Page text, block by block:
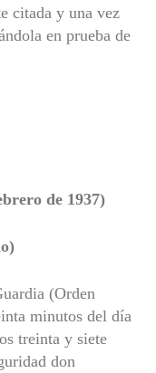
citada y una vez
en prueba de
de 1937)
(Orden
minutos del día
treinta y siete
don